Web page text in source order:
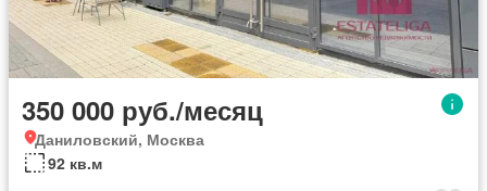
350 000 руб./месяц
Даниловский, Москва
92 кв.м